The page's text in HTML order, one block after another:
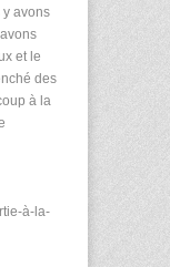
y avons
et le
des
à la
à-la-